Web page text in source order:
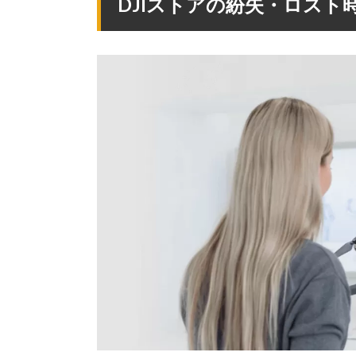
DJIストアの紛失・ロスト